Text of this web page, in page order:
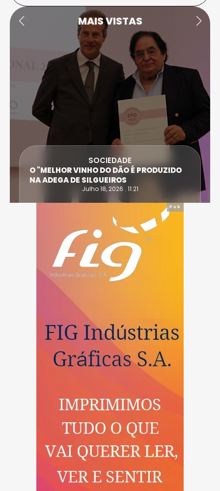
MAIS VISTAS
SOCIEDADE
O "MELHOR VINHO DO DÃO É PRODUZIDO
NA ADEGA DE SILGUEIROS
Julho 18, 2026 . 11:21
Pub